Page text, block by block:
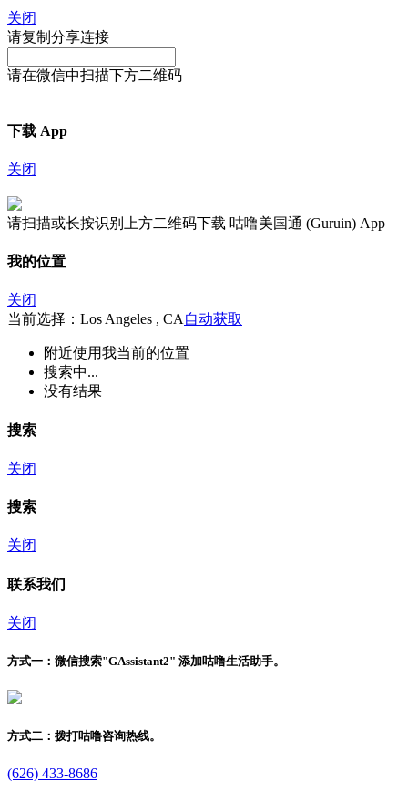
关闭
请复制分享连接
请在微信中扫描下方二维码
下载 App
关闭
请扫描或长按识别上方二维码下载 咕噜美国通 (Guruin) App
我的位置
关闭
当前选择：Los Angeles , CA 自动获取
附近使用我当前的位置
搜索中...
没有结果
搜索
关闭
搜索
关闭
联系我们
关闭
方式一： 微信搜索"GAssistant2" 添加咕噜生活助手。
方式二： 拨打咕噜咨询热线。
(626) 433-8686